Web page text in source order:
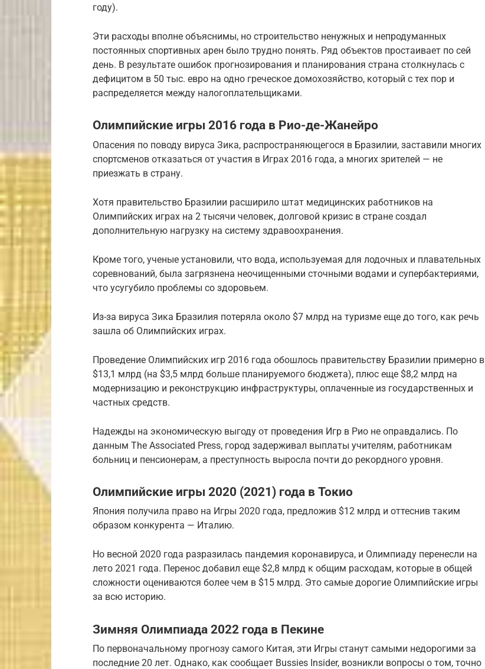
году).
Эти расходы вполне объяснимы, но строительство ненужных и непродуманных
постоянных спортивных арен было трудно понять. Ряд объектов простаивает по сей
день. В результате ошибок прогнозирования и планирования страна столкнулась с
дефицитом в 50 тыс. евро на одно греческое домохозяйство, который с тех пор и
распределяется между налогоплательщиками.
Олимпийские игры 2016 года в Рио-де-Жанейро
Опасения по поводу вируса Зика, распространяющегося в Бразилии, заставили многих
спортсменов отказаться от участия в Играх 2016 года, а многих зрителей — не
приезжать в страну.
Хотя правительство Бразилии расширило штат медицинских работников на
Олимпийских играх на 2 тысячи человек, долговой кризис в стране создал
дополнительную нагрузку на систему здравоохранения.
Кроме того, ученые установили, что вода, используемая для лодочных и плавательных
соревнований, была загрязнена неочищенными сточными водами и супербактериями,
что усугубило проблемы со здоровьем.
Из-за вируса Зика Бразилия потеряла около $7 млрд на туризме еще до того, как речь
зашла об Олимпийских играх.
Проведение Олимпийских игр 2016 года обошлось правительству Бразилии примерно в
$13,1 млрд (на $3,5 млрд больше планируемого бюджета), плюс еще $8,2 млрд на
модернизацию и реконструкцию инфраструктуры, оплаченные из государственных и
частных средств.
Надежды на экономическую выгоду от проведения Игр в Рио не оправдались. По
данным The Associated Press, город задерживал выплаты учителям, работникам
больниц и пенсионерам, а преступность выросла почти до рекордного уровня.
Олимпийские игры 2020 (2021) года в Токио
Япония получила право на Игры 2020 года, предложив $12 млрд и оттеснив таким
образом конкурента — Италию.
Но весной 2020 года разразилась пандемия коронавируса, и Олимпиаду перенесли на
лето 2021 года. Перенос добавил еще $2,8 млрд к общим расходам, которые в общей
сложности оцениваются более чем в $15 млрд. Это самые дорогие Олимпийские игры
за всю историю.
Зимняя Олимпиада 2022 года в Пекине
По первоначальному прогнозу самого Китая, эти Игры станут самыми недорогими за
последние 20 лет. Однако, как сообщает Bussies Insider, возникли вопросы о том, точно